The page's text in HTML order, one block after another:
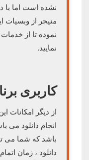
نشده است اما با
منیجر از وبسیات
نموده تا از
نمایید.
کاربری
از دیگر امکانات
انجام دانلود می
باشد که شما می
دانلود ، زمان